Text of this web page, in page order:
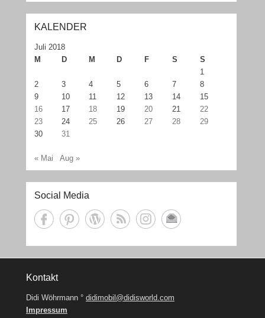
KALENDER
Juli 2018
M
D M D F S
S
1
2
3 4 5 6 7
8
9
10 11 12 13 14
15
16
17 18 19 20 21
22
23
24 25 26 27 28
29
30
31
« Mai Aug »
Social Media
Kontakt
Didi Wöhrmann ° didimobil@didisworld.com
Impressum